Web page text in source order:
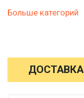
Больше категорий
ДОСТАВКА